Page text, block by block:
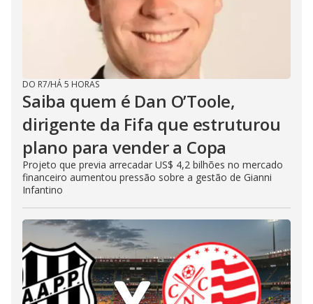
DO R7/HÁ 5 HORAS
Saiba quem é Dan O’Toole,
dirigente da Fifa que estruturou
plano para vender a Copa
Projeto que previa arrecadar US$ 4,2 bilhões no mercado
financeiro aumentou pressão sobre a gestão de Gianni
Infantino